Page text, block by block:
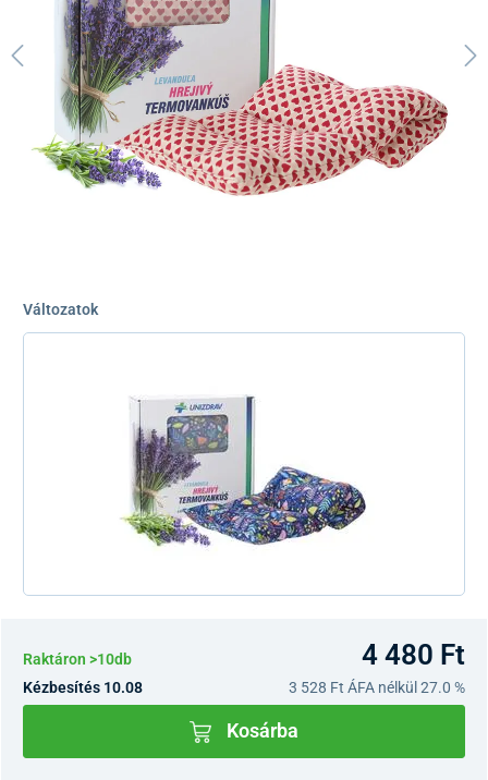
Változatok
Raktáron >10db 4 480 Ft
Kézbesítés 10.08 3 528 Ft ÁFA nélkül 27.0 %
Kosárba